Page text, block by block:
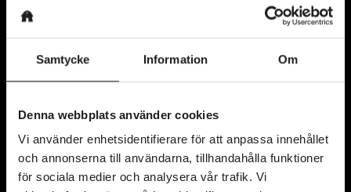
Samtycke Information Om
Denna webbplats använder cookies
Vi använder enhetsidentifierare för att anpassa innehållet
och annonserna till användarna, tillhandahålla funktioner
för sociala medier och analysera vår trafik. Vi
Kyrkogatan 11
411 15 Göteborg
Karta